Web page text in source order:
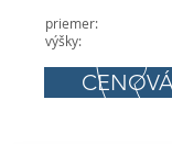
priemer:
výšky: